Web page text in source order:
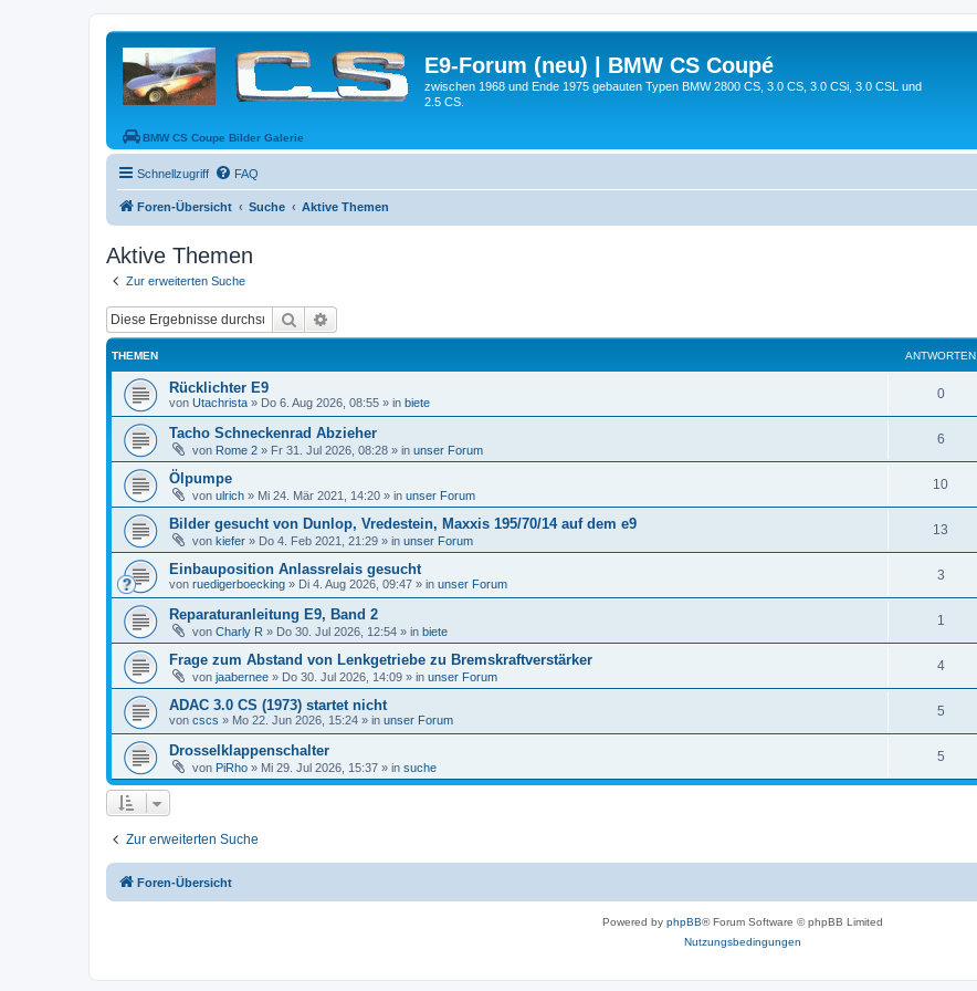
E9-Forum (neu) | BMW CS Coupé
zwischen 1968 und Ende 1975 gebauten Typen BMW 2800 CS, 3.0 CS, 3.0 CSi, 3.0 CSL und
2.5 CS.
BMW CS Coupe Bilder Galerie
Schnellzugriff FAQ
Foren-Übersicht Suche Aktive Themen
Aktive Themen
Zur erweiterten Suche
Suche
THEMEN ANTWORTEN
Rücklichter E9
von Utachrista » Do 6. Aug 2026, 08:55 » in biete
0
Tacho Schneckenrad Abzieher
von Rome 2 » Fr 31. Jul 2026, 08:28 » in unser Forum
6
Ölpumpe
von ulrich » Mi 24. Mär 2021, 14:20 » in unser Forum
10
Bilder gesucht von Dunlop, Vredestein, Maxxis 195/70/14 auf dem e9
von kiefer » Do 4. Feb 2021, 21:29 » in unser Forum
13
Einbauposition Anlassrelais gesucht
von ruedigerboecking » Di 4. Aug 2026, 09:47 » in unser Forum
3
Reparaturanleitung E9, Band 2
von Charly R » Do 30. Jul 2026, 12:54 » in biete
1
Frage zum Abstand von Lenkgetriebe zu Bremskraftverstärker
von jaabernee » Do 30. Jul 2026, 14:09 » in unser Forum
4
ADAC 3.0 CS (1973) startet nicht
von cscs » Mo 22. Jun 2026, 15:24 » in unser Forum
5
Drosselklappenschalter
von PiRho » Mi 29. Jul 2026, 15:37 » in suche
5
Zur erweiterten Suche
Foren-Übersicht
Powered by phpBB® Forum Software © phpBB Limited
Nutzungsbedingungen